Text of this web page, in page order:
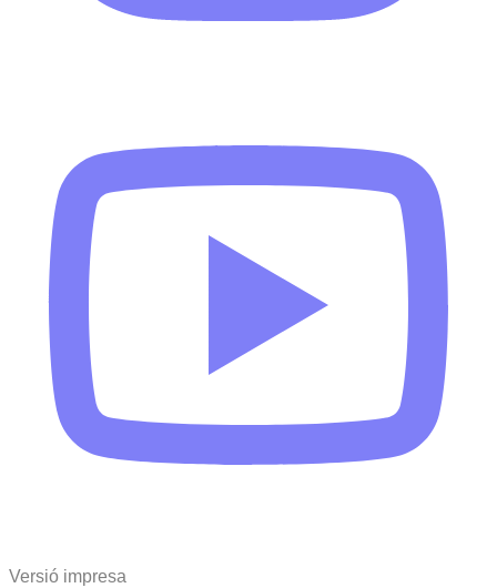
Versió impresa